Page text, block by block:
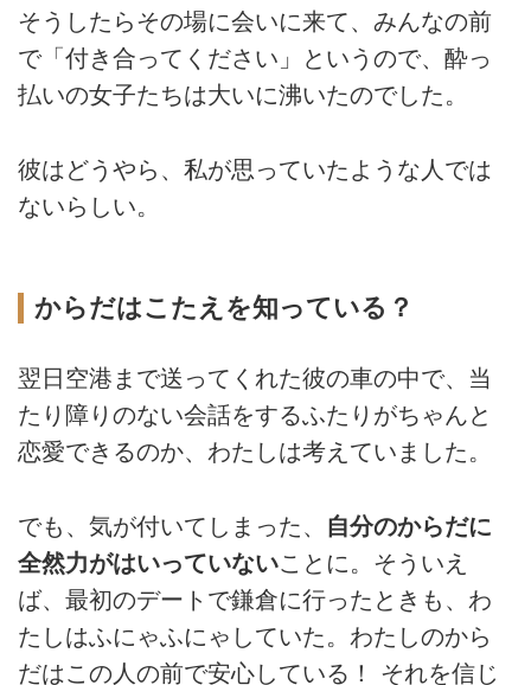
そうしたらその場に会いに来て、みんなの前
で「付き合ってください」というので、酔っ
払いの女子たちは大いに沸いたのでした。
彼はどうやら、私が思っていたような人では
ないらしい。
からだはこたえを知っている？
翌日空港まで送ってくれた彼の車の中で、当
たり障りのない会話をするふたりがちゃんと
恋愛できるのか、わたしは考えていました。
でも、気が付いてしまった、 自分のからだに
全然力がはいっていないことに。そういえ
ば、最初のデートで鎌倉に行ったときも、わ
たしはふにゃふにゃしていた。わたしのから
だはこの人の前で安心している！ それを信じ